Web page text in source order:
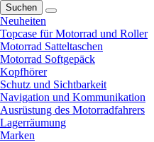
Suchen
Neuheiten
Topcase für Motorrad und Roller
Motorrad Satteltaschen
Motorrad Softgepäck
Kopfhörer
Schutz und Sichtbarkeit
Navigation und Kommunikation
Ausrüstung des Motorradfahrers
Lagerräumung
Marken